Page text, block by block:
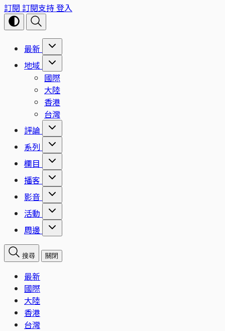
訂閱 訂閱支持登入
最新
地域
國際
大陸
香港
台灣
評論
系列
欄目
播客
影音
活動
周邊
搜尋 關閉
最新
國際
大陸
香港
台灣